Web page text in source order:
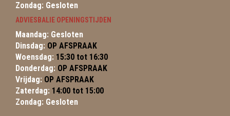
Zondag: Gesloten
ADVIESBALIE OPENINGSTIJDEN
Maandag: Gesloten
Dinsdag: OP AFSPRAAK
Woensdag: 15:30 tot 16:30
Donderdag: OP AFSPRAAK
Vrijdag: OP AFSPRAAK
Zaterdag: 14:00 tot 15:00
Zondag: Gesloten